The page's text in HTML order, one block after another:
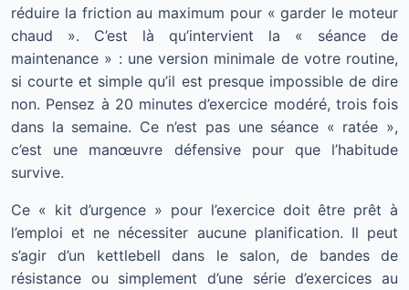
réduire la friction au maximum pour « garder le moteur
chaud ». C’est là qu’intervient la « séance de
maintenance » : une version minimale de votre routine,
si courte et simple qu’il est presque impossible de dire
non. Pensez à 20 minutes d’exercice modéré, trois fois
dans la semaine. Ce n’est pas une séance « ratée »,
c’est une manœuvre défensive pour que l’habitude
survive.
Ce « kit d’urgence » pour l’exercice doit être prêt à
l’emploi et ne nécessiter aucune planification. Il peut
s’agir d’un kettlebell dans le salon, de bandes de
résistance ou simplement d’une série d’exercices au